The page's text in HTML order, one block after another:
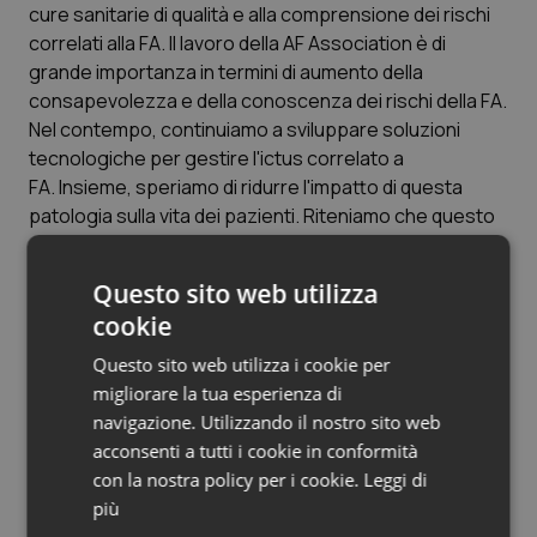
Veneto
Oncoematologia
Oncologia & Nutrizione
Psoriasi & pelle
Quotidiano Chirurgia
Quotidiano Oncologia
Quotidiano Pediatria
Rene & patologie urogenitali
cure sanitarie di qualità e alla comprensione dei rischi
correlati alla FA. Il lavoro della AF Association è di
grande importanza in termini di aumento della
consapevolezza e della conoscenza dei rischi della FA.
Nel contempo, continuiamo a sviluppare soluzioni
tecnologiche per gestire l'ictus correlato a
FA. Insieme, speriamo di ridurre l'impatto di questa
patologia sulla vita dei pazienti. Riteniamo che questo
sforzo comune sarà determinante per aumentare la
ottobre 2013) e per condividere messaggi importanti
attraverso eventi educativi e risorse destinate a
pazienti, “caregiver” e operatori sanitari. Uno di questi
eventi sarà la AF Aware Week (24-30 novembre
2013), che sarà la prima iniziativa globale della durata di
una settimana finalizzata a promuovere la
conoscenza della FA.”
Questo sito web utilizza
cookie
Questo sito web utilizza i cookie per
migliorare la tua esperienza di
navigazione. Utilizzando il nostro sito web
acconsenti a tutti i cookie in conformità
con la nostra policy per i cookie. Leggi di
più